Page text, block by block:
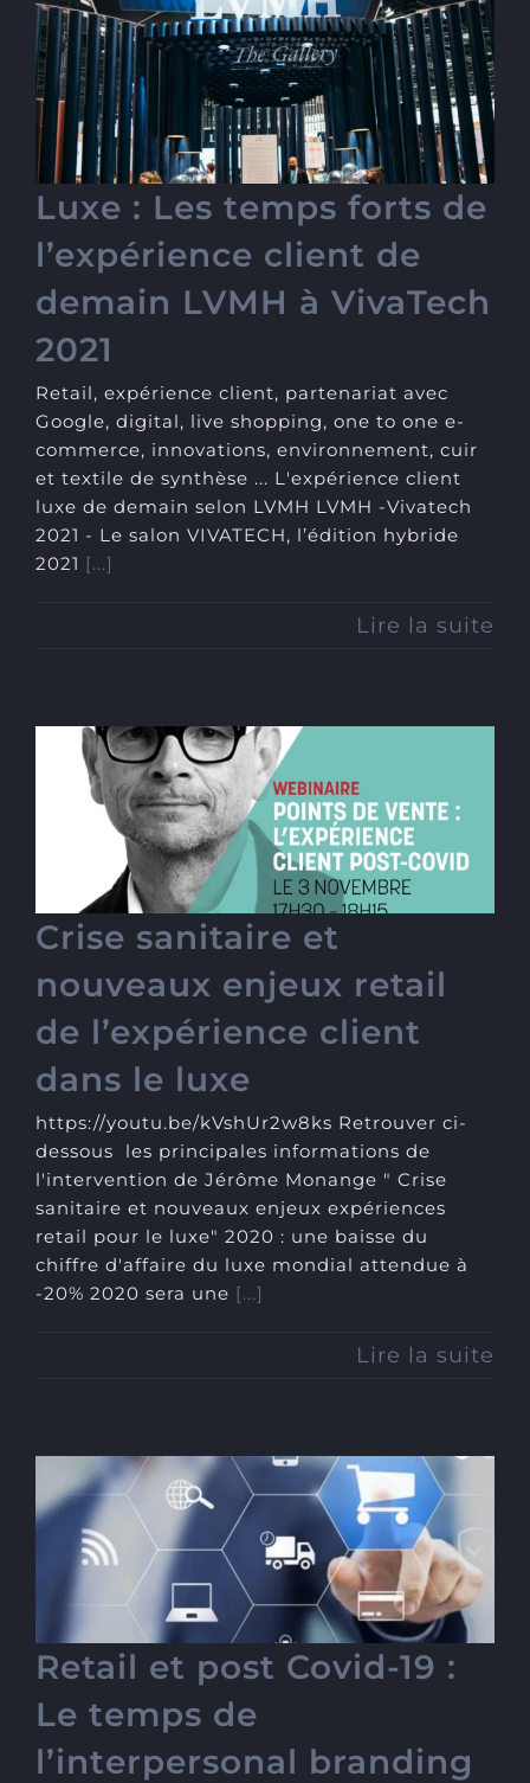
Luxe : Les temps forts de
l’expérience client de
demain LVMH à VivaTech
2021
Luxe : Les temps forts de
l’expérience client de
demain LVMH à VivaTech
2021
Retail, expérience client, partenariat avec
Google, digital, live shopping, one to one e-
commerce, innovations, environnement, cuir
et textile de synthèse ... L'expérience client
luxe de demain selon LVMH LVMH -Vivatech
2021 - Le salon VIVATECH, l’édition hybride
2021 [...]
Lire la suite
Crise sanitaire et nouveaux
enjeux retail de
l’expérience client dans le
luxe
Crise sanitaire et
nouveaux enjeux retail
de l’expérience client
dans le luxe
https://youtu.be/kVshUr2w8ks Retrouver ci-
dessous les principales informations de
l'intervention de Jérôme Monange " Crise
sanitaire et nouveaux enjeux expériences
retail pour le luxe" 2020 : une baisse du
chiffre d'affaire du luxe mondial attendue à
-20% 2020 sera une [...]
Lire la suite
Retail et post Covid-19 : Le
temps de l’interpersonal
branding est venu pour les
marques
Retail et post Covid-19 :
Le temps de
l’interpersonal branding